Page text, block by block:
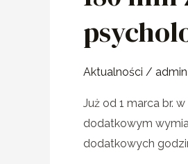
Aktualności / admin
Już od 1 marca br.
dodatkowym
dodatkowych
dodatkowe
zajęcia
z
pomocy
psychologiczno-
pedagogicznej